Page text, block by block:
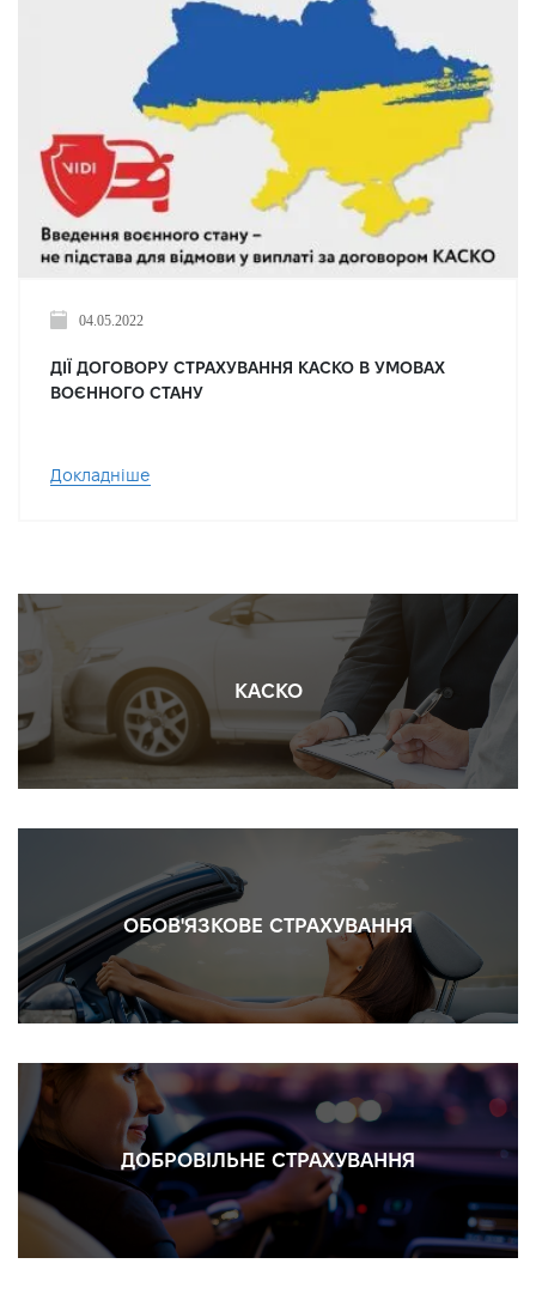
04.05.2022
ДІЇ ДОГОВОРУ СТРАХУВАННЯ КАСКО В УМОВАХ
ВОЄННОГО СТАНУ
Докладніше
КАСКО
ОБОВ'ЯЗКОВЕ СТРАХУВАННЯ
ДОБРОВІЛЬНЕ СТРАХУВАННЯ